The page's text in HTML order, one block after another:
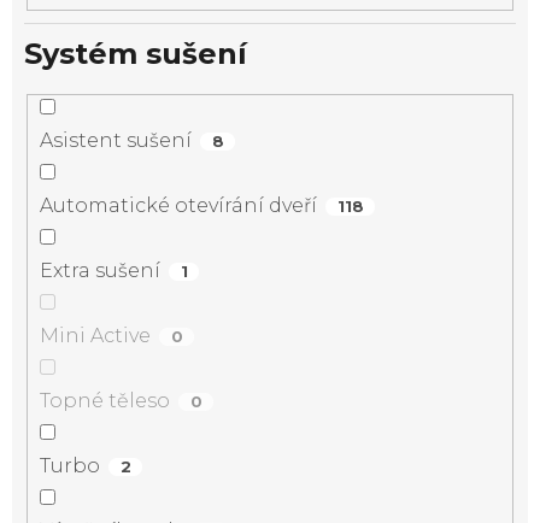
Systém sušení
Asistent sušení 8
Automatické otevírání dveří 118
Extra sušení 1
Mini Active 0
Topné těleso 0
Turbo 2